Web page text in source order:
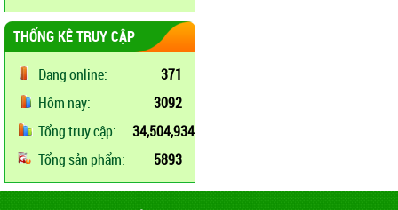
THỐNG KÊ TRUY CẬP
Đang online:
371
Hôm nay:
3092
Tổng truy cập:
34,504,934
Tổng sản phẩm:
5893